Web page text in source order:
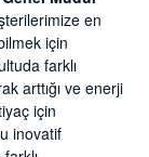
en
için
farklı
arttığı ve enerji
için
inovatif